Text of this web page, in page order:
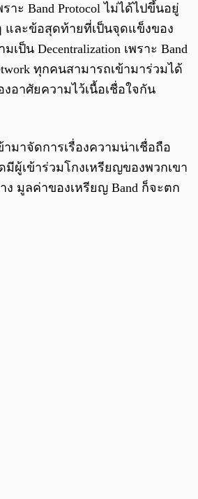
าะ Band Protocol ไม่ได้ไปขึ้นอยู่
และข้อสุดท้ายที่เป็นจุดแข็งของ
เป็น Decentralization เพราะ Band
ทุกคนสามารถเข้ามาร่วมได้
อาศัยความไว้เนื้อเชื่อใจกัน
ามาจัดการเรื่องความน่าเชื่อถือ
ผู้เข้าร่วมโกงเหรียญของพวกเขา
ง มูลค่าของเหรียญ Band ก็จะตก